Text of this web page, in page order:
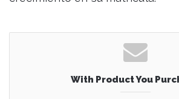
With Product You